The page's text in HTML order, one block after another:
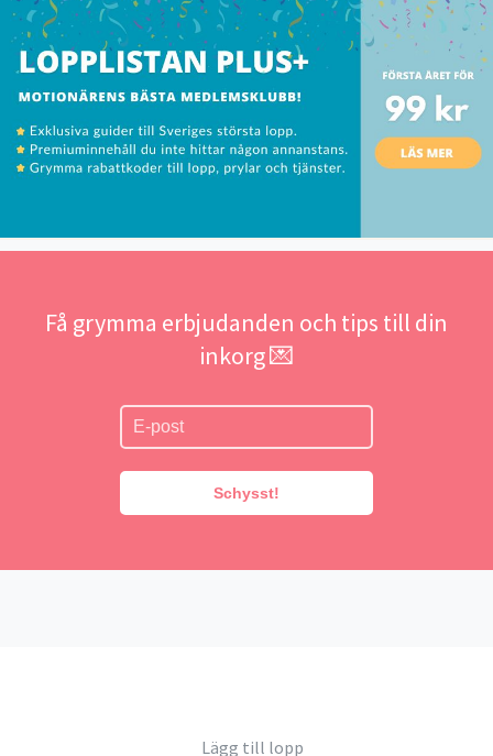
Få grymma erbjudanden och tips till din
inkorg 💌
Schysst!
Lägg till lopp